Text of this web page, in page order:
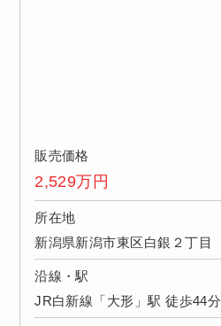
販売価格
2,529万円
所在地
新潟県新潟市東区白銀２丁目
沿線・駅
JR白新線「大形」駅 徒歩44分